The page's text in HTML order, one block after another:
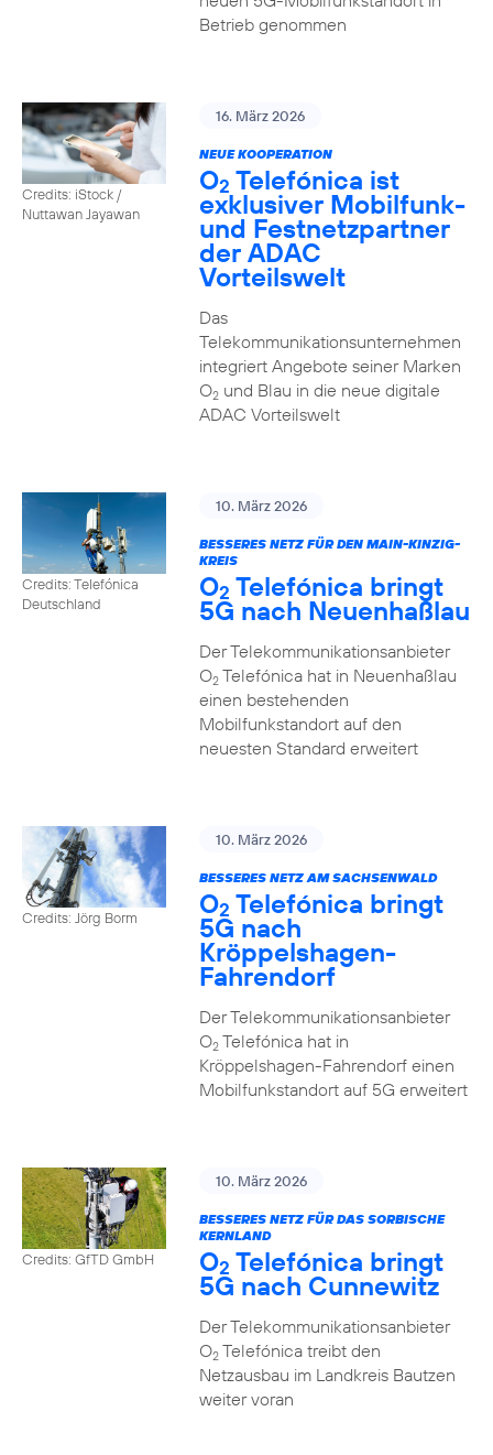
Betrieb genommen
Credits: iStock /
Nuttawan Jayawan
16. März 2026
NEUE KOOPERATION
O2 Telefónica ist
exklusiver Mobilfunk-
und Festnetzpartner
der ADAC
Vorteilswelt
Das
Telekommunikationsunternehmen
integriert Angebote seiner Marken
O2und Blau in die neue digitale
ADAC Vorteilswelt
Credits: Telefónica
Deutschland
10. März 2026
BESSERES NETZ FÜR DEN MAIN-KINZIG-
KREIS
O2 Telefónica bringt
5G nach Neuenhaßlau
Der Telekommunikationsanbieter
O2Telefónica hat in Neuenhaßlau
einen bestehenden
Mobilfunkstandort auf den
neuesten Standard erweitert
Credits: Jörg Borm
10. März 2026
BESSERES NETZ AM SACHSENWALD
O2 Telefónica bringt
5G nach
Kröppelshagen-
Fahrendorf
Der Telekommunikationsanbieter
O2Telefónica hat in
Kröppelshagen-Fahrendorf einen
Mobilfunkstandort auf 5G erweitert
Credits: GfTD GmbH
10. März 2026
BESSERES NETZ FÜR DAS SORBISCHE
KERNLAND
O2 Telefónica bringt
5G nach Cunnewitz
Der Telekommunikationsanbieter
O2Telefónica treibt den
Netzausbau im Landkreis Bautzen
weiter voran